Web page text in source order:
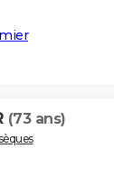
(73 ans)